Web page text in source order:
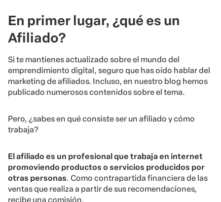
En primer lugar, ¿qué es un
Afiliado?
Si te mantienes actualizado sobre el mundo del
emprendimiento digital, seguro que has oído hablar del
marketing de afiliados. Incluso, en nuestro blog hemos
publicado numerosos contenidos sobre el tema.
Pero, ¿sabes en qué consiste ser un afiliado y cómo
trabaja?
El afiliado es un profesional que trabaja en internet
promoviendo productos o servicios producidos por
otras personas. Como contrapartida financiera de las
ventas que realiza a partir de sus recomendaciones,
recibe una comisión.